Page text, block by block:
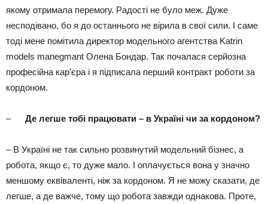
якому отримала перемогу. Радості не було меж. Дуже
несподівано, бо я до останнього не вірила в свої сили. І саме
тоді мене помітила директор модельного агентства Katrin
models manegmant Олена Бондар. Так почалася серйозна
професійна кар’єра і я підписала перший контракт роботи за
кордоном.
– Де легше тобі працювати – в Україні чи за кордоном?
– В Україні не так сильно розвинутий модельний бізнес, а
робота, якщо є, то дуже мало. І оплачується вона у значно
меншому еквіваленті, ніж за кордоном. Я не можу сказати, де
легше, а де важче, тому що робота завжди однакова. Проте,